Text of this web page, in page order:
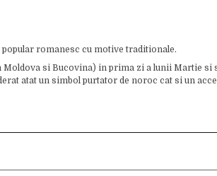
romanesc cu motive traditionale.
si Bucovina) in prima zi a lunii Martie
atat un simbol purtator de noroc cat si un